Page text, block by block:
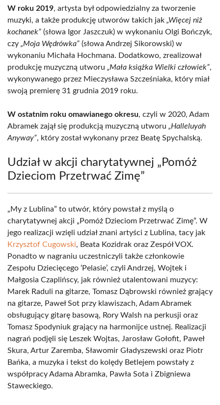
W roku 2019, artysta był odpowiedzialny za tworzenie
muzyki, a także produkcję utworów takich jak „Więcej niż
kochanek” (słowa Igor Jaszczuk) w wykonaniu Olgi Bończyk,
czy „Moja Wędrówka” (słowa Andrzej Sikorowski) w
wykonaniu Michała Hochmana. Dodatkowo, zrealizował
produkcję muzyczną utworu „Mała książka Wielki człowiek”,
wykonywanego przez Mieczysława Szcześniaka, który miał
swoją premierę 31 grudnia 2019 roku.
W ostatnim roku omawianego okresu, czyli w 2020, Adam
Abramek zajął się produkcją muzyczną utworu „Halleluyah
Anyway”, który został wykonany przez Beatę Spychalską.
Udział w akcji charytatywnej „Pomóż
Dzieciom Przetrwać Zimę”
„My z Lublina” to utwór, który powstał z myślą o
charytatywnej akcji „Pomóż Dzieciom Przetrwać Zimę”. W
jego realizacji wzięli udział znani artyści z Lublina, tacy jak
Krzysztof Cugowski, Beata Kozidrak oraz Zespół VOX.
Ponadto w nagraniu uczestniczyli także członkowie
Zespołu Dziecięcego ‘Pelasie’, czyli Andrzej, Wojtek i
Małgosia Czaplińscy, jak również utalentowani muzycy:
Marek Raduli na gitarze, Tomasz Dąbrowski również grający
na gitarze, Paweł Sot przy klawiszach, Adam Abramek
obsługujący gitarę basową, Rory Walsh na perkusji oraz
Tomasz Spodyniuk grający na harmonijce ustnej. Realizacji
nagrań podjęli się Leszek Wojtas, Jarosław Gołofit, Paweł
Skura, Artur Zaremba, Sławomir Gładyszewski oraz Piotr
Bańka, a muzyka i tekst do kolędy Betlejem powstały z
współpracy Adama Abramka, Pawła Sota i Zbigniewa
Staweckiego.